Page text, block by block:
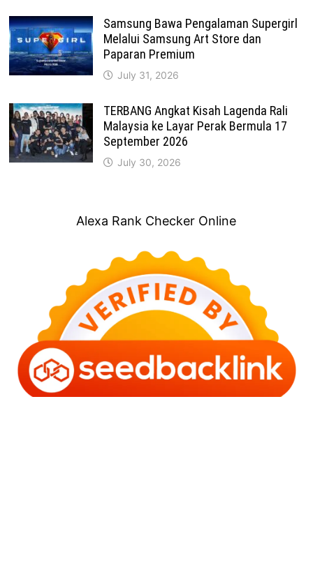
Samsung Bawa Pengalaman Supergirl
Melalui Samsung Art Store dan
Paparan Premium
July 31, 2026
TERBANG Angkat Kisah Lagenda Rali
Malaysia ke Layar Perak Bermula 17
September 2026
July 30, 2026
Alexa Rank Checker Online